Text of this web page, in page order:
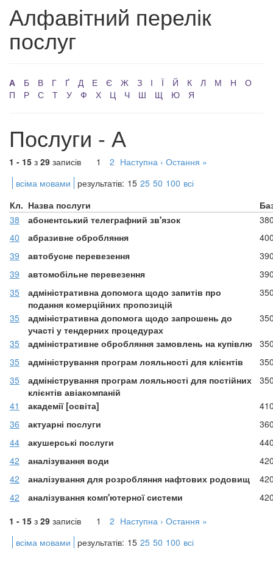
Алфавітний перелік
послуг
А Б В Г Ґ Д Е Є Ж З І Ї Й К Л М Н
О
П
Р С Т У Ф Х Ц Ч Ш Щ Ю Я
Послуги - А
1 - 15 з 29 записів 1 2 Наступна › Остання »
всіма мовами
результатів: 15 25 50 100 всі
Кл. Назва послуги
38
абонентський телеграфний зв'язок
40
абразивне обробляння
39
автобусне перевезення
39
автомобільне перевезення
35
адміністративна допомога щодо запитів про
подання комерційних пропозицій
35
адміністративна допомога щодо запрошень до
участі у тендерних процедурах
35 адміністративне обробляння замовлень на купівлю
35
адміністрування програм лояльності для клієнтів
35
адміністрування програм лояльності для постійних
клієнтів авіакомпаній
41 академії [освіта]
36
актуарні послуги
44
акушерські послуги
42
аналізування води
42
аналізування для розробляння нафтових родовищ
42
аналізування комп'ютерної системи
1 - 15 з 29 записів 1 2 Наступна › Остання »
всіма мовами
результатів: 15 25 50 100 всі